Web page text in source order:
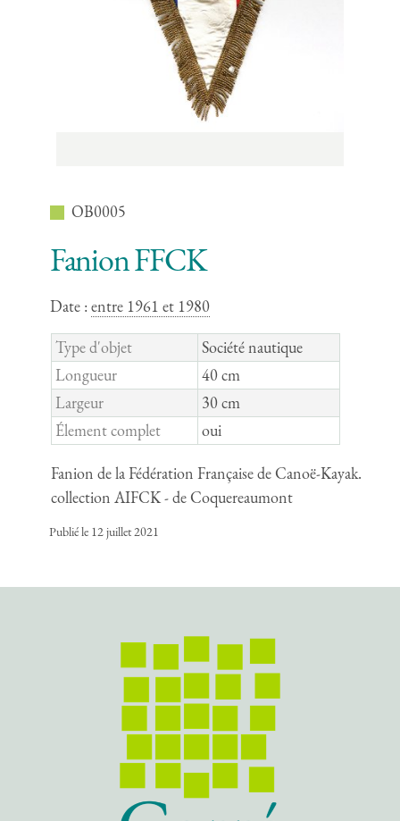
OB0005
Fanion FFCK
Date : entre 1961 et 1980
Type d'objet
Société nautique
Longueur
40 cm
Largeur
30 cm
Élement complet
oui
Fanion de la Fédération Française de Canoë-Kayak.
collection AIFCK - de Coquereaumont
Publié le 12 juillet 2021